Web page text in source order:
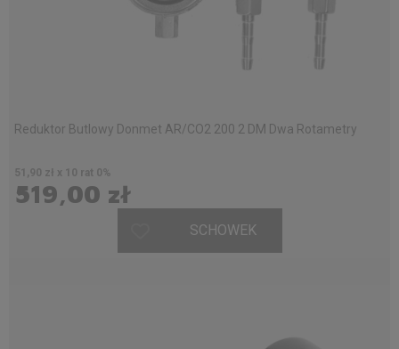
Reduktor Butlowy Donmet AR/CO2 200 2 DM Dwa Rotametry
519,00 zł
51,90 zł x 10 rat 0%
SCHOWEK